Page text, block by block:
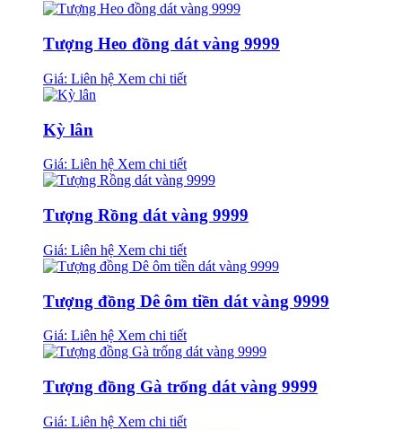
Tượng Heo đồng dát vàng 9999
Giá: Liên hệ Xem chi tiết
Kỳ lân
Giá: Liên hệ Xem chi tiết
Tượng Rồng dát vàng 9999
Giá: Liên hệ Xem chi tiết
Tượng đồng Dê ôm tiền dát vàng 9999
Giá: Liên hệ Xem chi tiết
Tượng đồng Gà trống dát vàng 9999
Giá: Liên hệ Xem chi tiết